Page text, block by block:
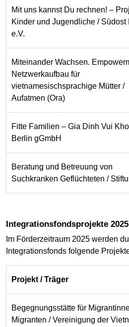
Mit uns kannst Du rechnen! –
Kinder und Jugendliche / Südost
e.V.
Miteinander Wachsen.
Netzwerkaufbau für
vietnamesischsprachige Mütter /
Aufatmen (Ora)
Fitte Familien – Gia Dinh Vui
Berlin gGmbH
Beratung und Betreuung von
Suchkranken Geflüchteten /
Integrationsfondsprojekte 2025
Im Förderzeitraum 2025 werden
Integrationsfonds folgende
Projekt / Träger
Begegnungsstätte für
Migranten / Vereinigung der